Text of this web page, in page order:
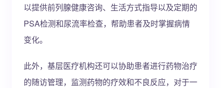
以提供前列腺健康咨询、生活方式指导以及定期的
PSA检测和尿流率检查，帮助患者及时掌握病情
变化。
此外，基层医疗机构还可以协助患者进行药物治疗
的随访管理，监测药物的疗效和不良反应，对于一